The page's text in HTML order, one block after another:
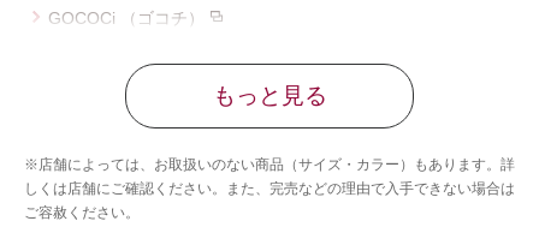
GOCOCi （ゴコチ）
ウイング／レシアージュ
ブロス バイ ワコールメン
ウイング／スリープ
もっと見る
※店舗によっては、お取扱いのない商品（サイズ・カラー）もあります。詳
しくは店舗にご確認ください。また、完売などの理由で入手できない場合は
ご容赦ください。